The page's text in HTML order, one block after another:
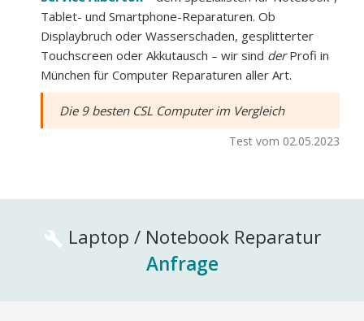
Tablet- und Smartphone-Reparaturen. Ob
Displaybruch oder Wasserschaden, gesplitterter
Touchscreen oder Akkutausch – wir sind derProfi in
München für Computer Reparaturen aller Art.
Die 9 besten CSL Computer im Vergleich
Test vom 02.05.2023
build Laptop / Notebook Reparatur
Anfrage